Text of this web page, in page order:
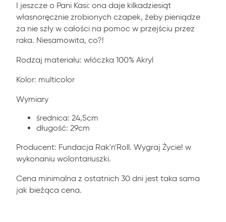
I jeszcze o Pani Kasi: ona daje kilkadziesiąt
własnoręcznie zrobionych czapek, żeby pieniądze
za nie szły w całości na pomoc w przejściu przez
raka. Niesamowita, co?!
Rodzaj materiału: włóczka 100% Akryl
Kolor: multicolor
Wymiary
średnica: 24,5cm
długość: 29cm
Producent: Fundacja Rak'n'Roll. Wygraj Życie! w
wykonaniu wolontariuszki.
Cena minimalna z ostatnich 30 dni jest taka sama
jak bieżąca cena.